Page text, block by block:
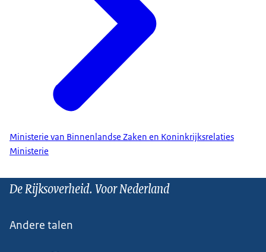
Ministerie van Binnenlandse Zaken en Koninkrijksrelaties
Ministerie
De Rijksoverheid. Voor Nederland
Andere talen